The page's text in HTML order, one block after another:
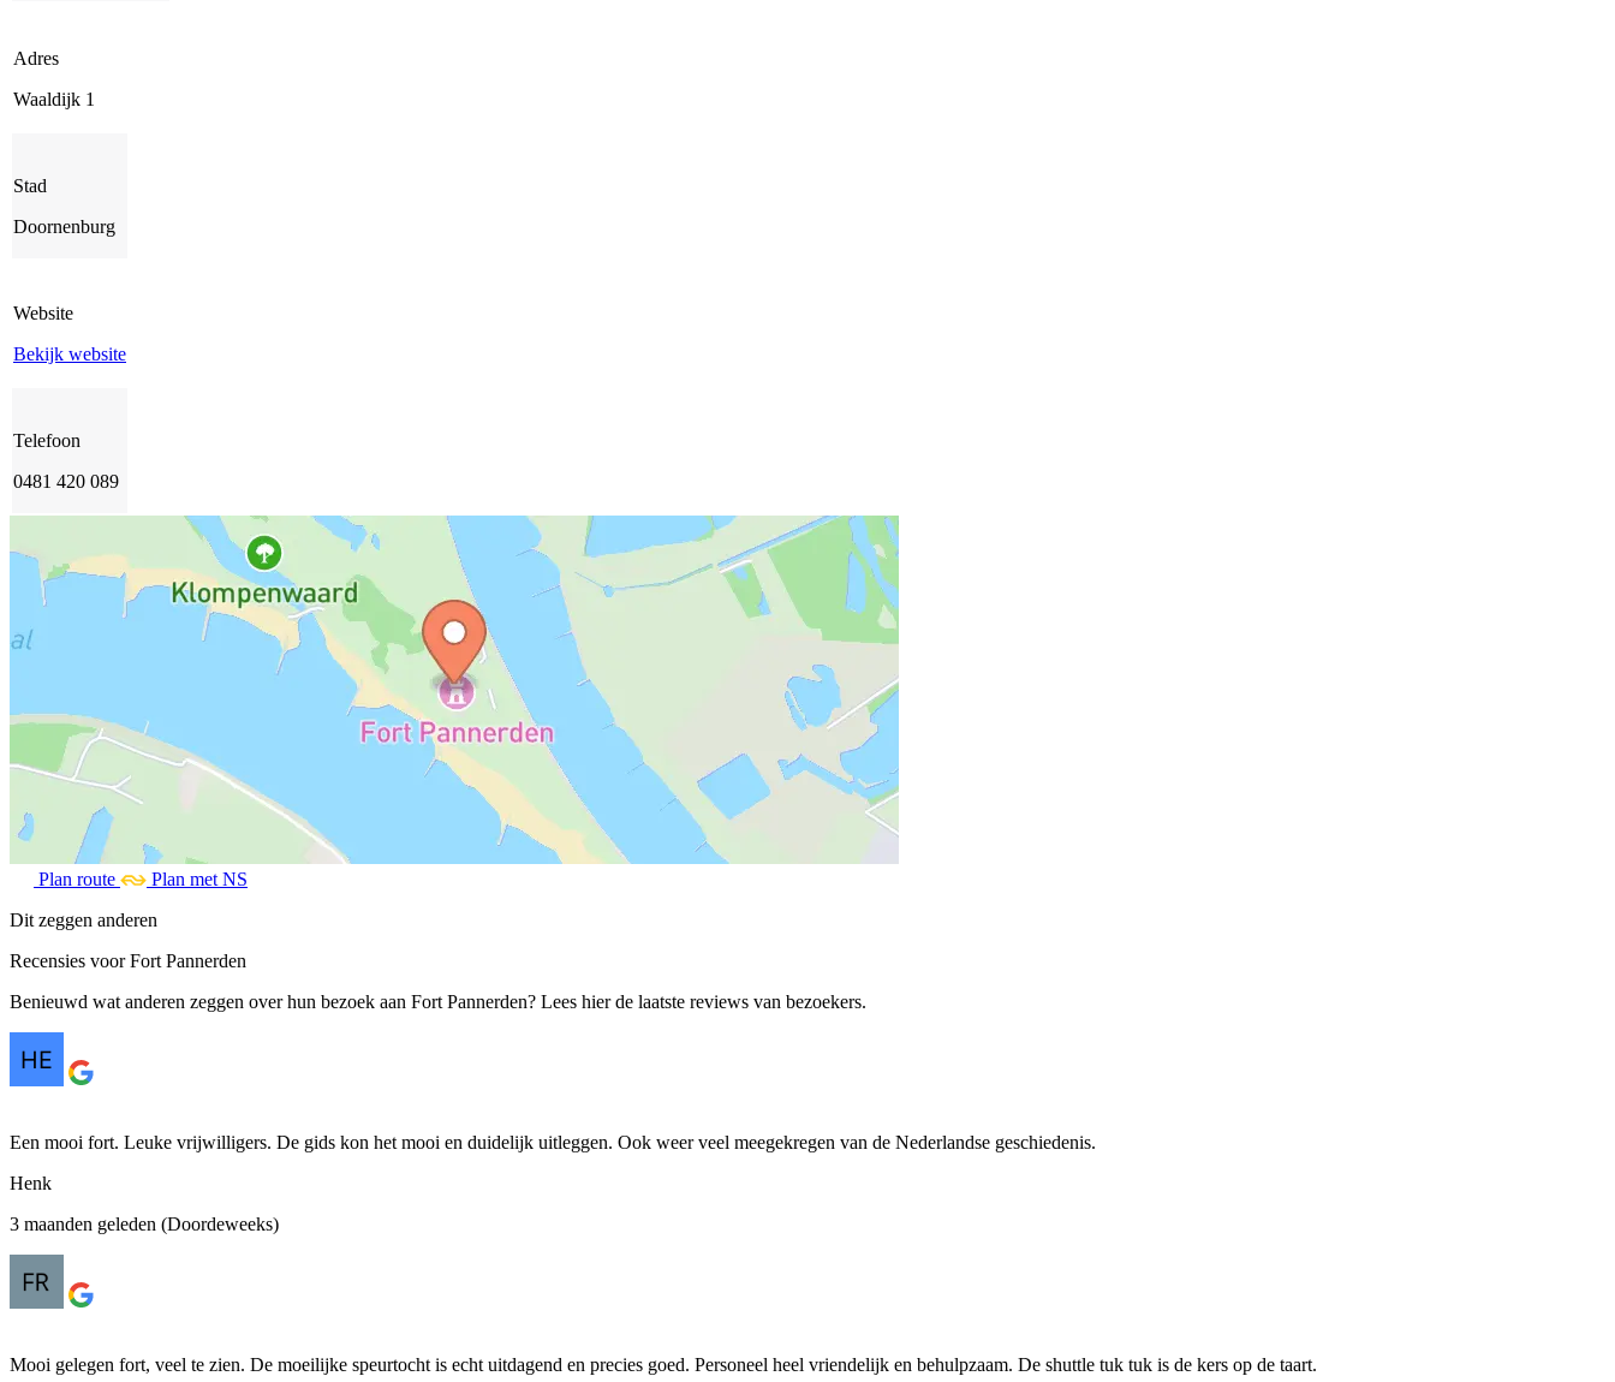
Adres
Waaldijk 1
Stad
Doornenburg
Website
Bekijk website
Telefoon
0481 420 089
Plan route
Plan met NS
Dit zeggen anderen
Recensies voor Fort Pannerden
Benieuwd wat anderen zeggen over hun bezoek aan Fort Pannerden? Lees hier de laatste reviews van bezoekers.
Een mooi fort. Leuke vrijwilligers. De gids kon het mooi en duidelijk uitleggen. Ook weer veel meegekregen van de Nederlandse geschiedenis.
Henk
3 maanden geleden (Doordeweeks)
Mooi gelegen fort, veel te zien. De moeilijke speurtocht is echt uitdagend en precies goed. Personeel heel vriendelijk en behulpzaam. De shuttle tuk tuk is de kers op de taart.